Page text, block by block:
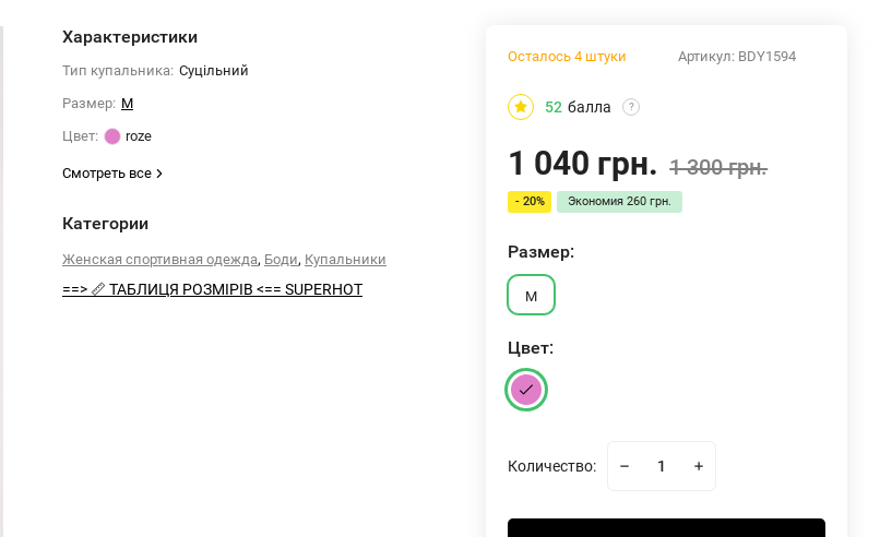
Характеристики
Тип купальника: Суцільний
Размер: M
Цвет:
roze
Смотреть все
Категории
Женская спортивная одежда, Боди, Купальники
==> 📏 ТАБЛИЦЯ РОЗМІРІВ <== SUPERHOT
Артикул: BDY1594
Осталось 4 штуки
52 балла ?
1 040 грн. 1 300 грн.
- 20% Экономия260 грн.
Размер:
M
Цвет:
Количество: